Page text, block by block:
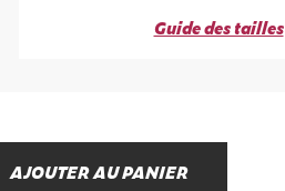
Guide des tailles